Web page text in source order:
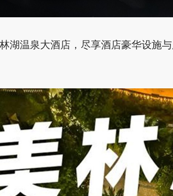
温泉大酒店，尽享酒店豪华设施与